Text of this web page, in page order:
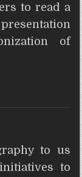
to read a
of
to us
to